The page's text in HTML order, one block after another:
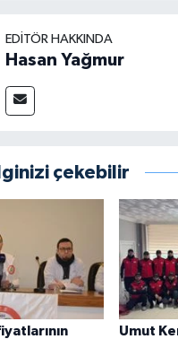
EDITÖR HAKKINDA
Hasan Yağmur
çekebilir
Umut